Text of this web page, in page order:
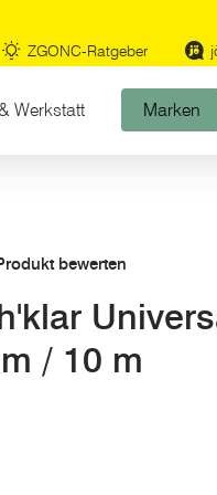
ZGONC-Ratgeber
Werkstatt Marken
bewerten
/ 10 m